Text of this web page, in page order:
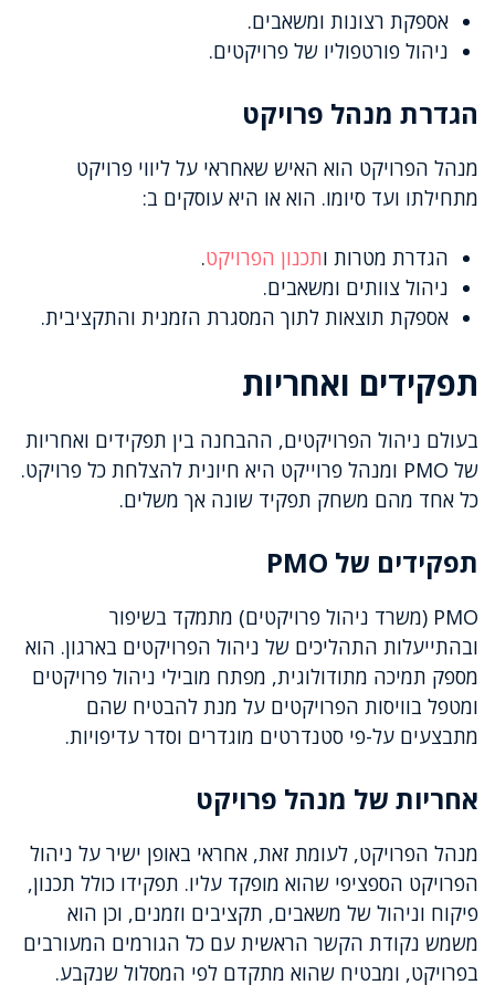
אספקת רצונות ומשאבים.
ניהול פורטפוליו של פרויקטים.
הגדרת מנהל פרויקט
מנהל הפרויקט הוא האיש שאחראי על ליווי פרויקט
מתחילתו ועד סיומו. הוא או היא עוסקים ב:
הגדרת מטרות ותכנון הפרויקט.
ניהול צוותים ומשאבים.
אספקת תוצאות לתוך המסגרת הזמנית והתקציבית.
תפקידים ואחריות
בעולם ניהול הפרויקטים, ההבחנה בין תפקידים ואחריות
של PMO ומנהל פרוייקט היא חיונית להצלחת כל פרויקט.
כל אחד מהם משחק תפקיד שונה אך משלים.
תפקידים של PMO
PMO (משרד ניהול פרויקטים) מתמקד בשיפור
ובהתייעלות התהליכים של ניהול הפרויקטים בארגון. הוא
מספק תמיכה מתודולוגית, מפתח מובילי ניהול פרויקטים
ומטפל בוויסות הפרויקטים על מנת להבטיח שהם
מתבצעים על-פי סטנדרטים מוגדרים וסדר עדיפויות.
אחריות של מנהל פרויקט
מנהל הפרויקט, לעומת זאת, אחראי באופן ישיר על ניהול
הפרויקט הספציפי שהוא מופקד עליו. תפקידו כולל תכנון,
פיקוח וניהול של משאבים, תקציבים וזמנים, וכן הוא
משמש נקודת הקשר הראשית עם כל הגורמים המעורבים
בפרויקט, ומבטיח שהוא מתקדם לפי המסלול שנקבע.